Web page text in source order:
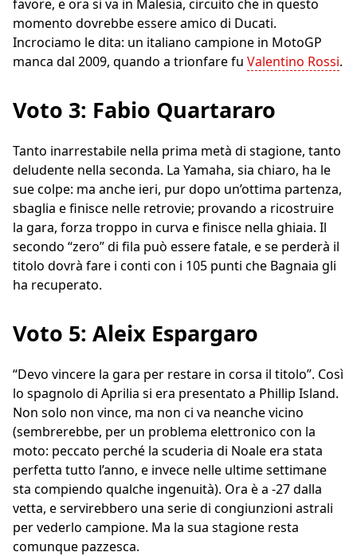
favore, e ora si va in Malesia, circuito che in questo
momento dovrebbe essere amico di Ducati.
Incrociamo le dita: un italiano campione in MotoGP
manca dal 2009, quando a trionfare fu Valentino Rossi.
Voto 3: Fabio Quartararo
Tanto inarrestabile nella prima metà di stagione, tanto
deludente nella seconda. La Yamaha, sia chiaro, ha le
sue colpe: ma anche ieri, pur dopo un’ottima partenza,
sbaglia e finisce nelle retrovie; provando a ricostruire
la gara, forza troppo in curva e finisce nella ghiaia. Il
secondo “zero” di fila può essere fatale, e se perderà il
titolo dovrà fare i conti con i 105 punti che Bagnaia gli
ha recuperato.
Voto 5: Aleix Espargaro
“Devo vincere la gara per restare in corsa il titolo”. Così
lo spagnolo di Aprilia si era presentato a Phillip Island.
Non solo non vince, ma non ci va neanche vicino
(sembrerebbe, per un problema elettronico con la
moto: peccato perché la scuderia di Noale era stata
perfetta tutto l’anno, e invece nelle ultime settimane
sta compiendo qualche ingenuità). Ora è a -27 dalla
vetta, e servirebbero una serie di congiunzioni astrali
per vederlo campione. Ma la sua stagione resta
comunque pazzesca.